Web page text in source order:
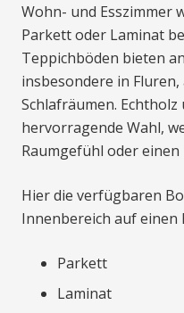
Wohn- und Esszimmer
Parkett oder Laminat
Teppichböden bieten
insbesondere in
Schlafräumen.
hervorragende Wahl,
Raumgefühl oder
Hier die verfügbaren
Innenbereich auf einen
Parkett
Laminat